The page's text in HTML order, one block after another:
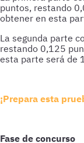
puntos, restando
obtener en esta
La segunda parte
restando 0,125
esta parte será de
¡Prepara esta
Fase de concurso